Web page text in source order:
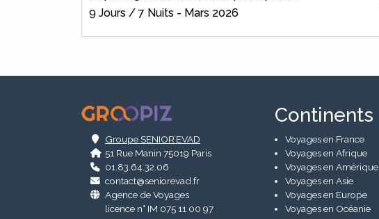
9 Jours / 7 Nuits - Mars 2026
Groupe SENIOR’EVAD
51 Rue Manin 75019 Paris
01.83.64.32.06
contact@seniorevad.fr
Agence de Voyages
licence n° IM 075 11 00 97
Continents
Voyages en France
Voyages en Afrique
Voyages en Amérique
Voyages en Asie
Voyages en Europe
Voyages en Océanie